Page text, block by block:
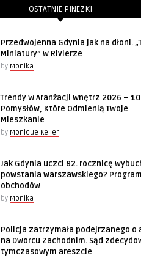
OSTATNIE PINEZKI
Przedwojenna Gdynia jak na dłoni.
Miniatury” w Rivierze
by Monika
Trendy W Aranżacji Wnętrz 2026 – 10
Pomysłów, Które Odmienią Twoje
Mieszkanie
by Monique Keller
Jak Gdynia uczci 82. rocznicę
powstania warszawskiego? Program
obchodów
by Monika
Policja zatrzymała podejrzanego o
na Dworcu Zachodnim. Sąd
tymczasowym areszcie